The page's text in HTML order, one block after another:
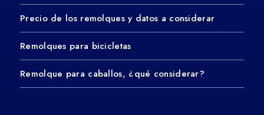
Precio de los remolques y datos a considerar
Remolques para bicicletas
Remolque para caballos, ¿qué considerar?